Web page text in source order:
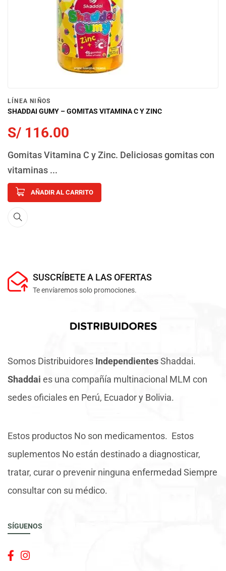
LÍNEA NIÑOS
SHADDAI GUMY – GOMITAS VITAMINA C Y ZINC
S/ 116.00
Gomitas Vitamina C y Zinc. Deliciosas gomitas con
vitaminas ...
AÑADIR AL CARRITO
SUSCRÍBETE A LAS OFERTAS
Te envíaremos solo promociones.
Somos Distribuidores IndependientesShaddai.
Shaddai es una compañía multinacional MLM con
sedes oficiales en Perú, Ecuador y Bolivia.
Estos productos No son medicamentos. Estos
suplementos No están destinado a diagnosticar,
tratar, curar o prevenir ninguna enfermedad Siempre
consultar con su médico.
SÍGUENOS